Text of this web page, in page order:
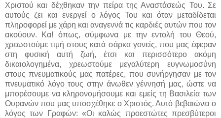
Χριστού και δέχθηκαν την πείρα της Αναστάσεώς Του. Σε
αυτούς ζει και ενεργεί ο λόγος Του και όταν μεταδίδεται
πληροφορεί με χάρη και αναγεννά τις καρδιές αυτών που τον
ακούουν. Κα! όπως, σύμφωνα με την εντολή του Θεού,
χρεωστούμε τιμή στους κατά σάρκα γονείς, που μας έφεραν
στη φυσική αυτή ζωή, έτσι και περισσότερο ακόμη
δικαιολογημένα, χρεωστούμε μεγαλύτερη ευγνωμοσύνη
στους πνευματικούς μας πατέρες, που συνήργησαν με τον
πνευματικό λόγο τους στην άνωθεν γέννησή μας, ώστε να
μπορέσουμε να κληρονομήσουμε και εμείς τη Βασιλεία των
Ουρανών που μας υποσχέθηκε ο Χριστός. Αυτό βεβαιώνει ο
λόγος των Γραφών: «Οι καλώς προεστώτες πρεσβύτεροι